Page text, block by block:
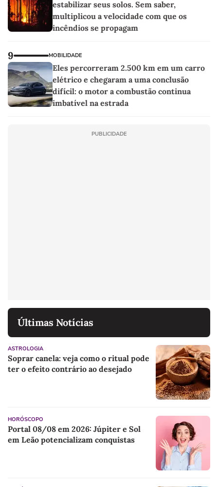
estabilizar seus solos. Sem saber,
multiplicou a velocidade com que os
incêndios se propagam
9 MOBILIDADE
Eles percorreram 2.500 km em um carro
elétrico e chegaram a uma conclusão
difícil: o motor a combustão continua
imbatível na estrada
PUBLICIDADE
Últimas Notícias
ASTROLOGIA
Soprar canela: veja como o ritual pode
ter o efeito contrário ao desejado
HORÓSCOPO
Portal 08/08 em 2026: Júpiter e Sol
em Leão potencializam conquistas